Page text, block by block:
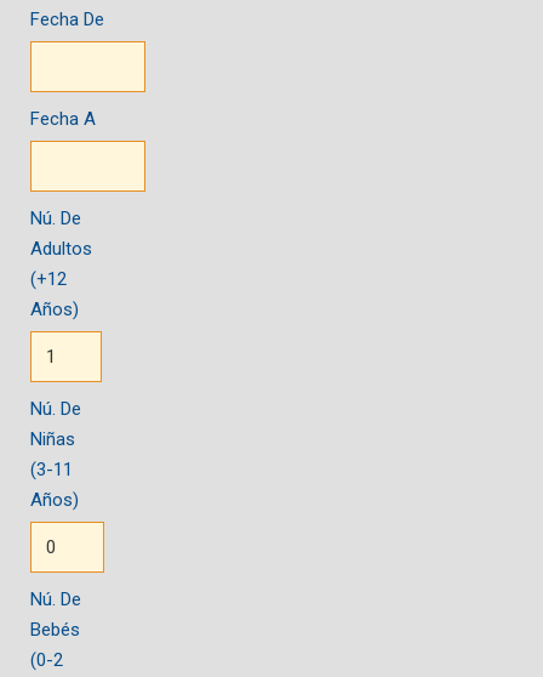
Fecha De
Fecha A
Nú. De
Adultos
(+12
Años)
Nú. De
Niñas
(3-11
Años)
Nú. De
Bebés
(0-2